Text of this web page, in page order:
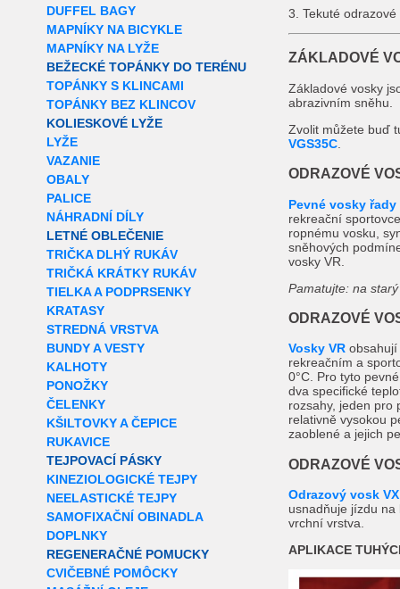
DUFFEL BAGY
MAPNÍKY NA BICYKLE
MAPNÍKY NA LYŽE
BEŽECKÉ TOPÁNKY DO TERÉNU
TOPÁNKY S KLINCAMI
TOPÁNKY BEZ KLINCOV
KOLIESKOVÉ LYŽE
LYŽE
VAZANIE
OBALY
PALICE
NÁHRADNÍ DÍLY
LETNÉ OBLEČENIE
TRIČKA DLHÝ RUKÁV
TRIČKÁ KRÁTKY RUKÁV
TIELKA A PODPRSENKY
KRATASY
STREDNÁ VRSTVA
BUNDY A VESTY
KALHOTY
PONOŽKY
ČELENKY
KŠILTOVKY A ČEPICE
RUKAVICE
TEJPOVACÍ PÁSKY
KINEZIOLOGICKÉ TEJPY
NEELASTICKÉ TEJPY
SAMOFIXAČNÍ OBINADLA
DOPLNKY
REGENERAČNÉ POMUCKY
CVIČEBNÉ POMÔCKY
3. Tekuté
ZÁKLADOVÉ
Základové vosky
abrazivním sněhu.
Zvolit můžete buď
VGS35C
ODRAZOVÉ
Pevné vosky řady
rekreační
ropnému vosku,
sněhových
vosky VR.
Pamatujte: na
ODRAZOVÉ
Vosky VR obsahují
rekreačním a
0°C. Pro tyto
dva specifické
rozsahy, jeden pro
relativně vysokou
zaoblené a jejich
ODRAZOVÉ
Odrazový vosk VX
usnadňuje jízdu
vrchní vrstva.
APLIKACE